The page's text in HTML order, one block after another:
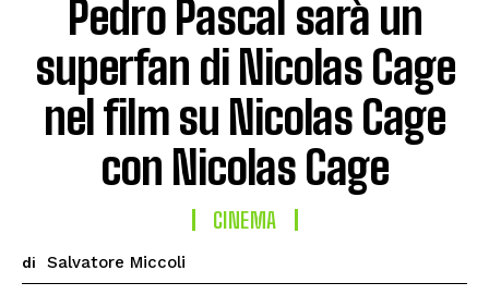
Pedro Pascal sarà un
superfan di Nicolas Cage
nel film su Nicolas Cage
con Nicolas Cage
CINEMA
di Salvatore Miccoli